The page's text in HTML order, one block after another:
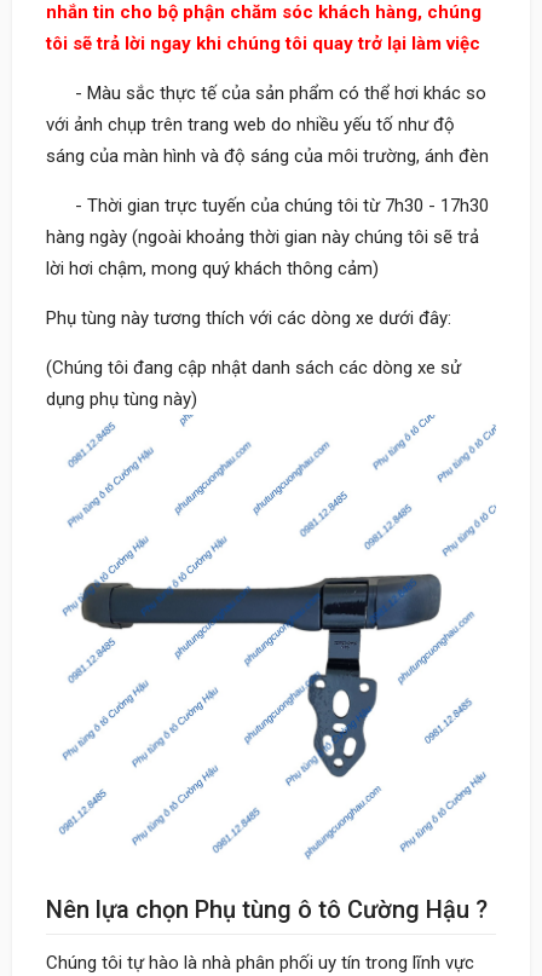
nhắn tin cho bộ phận chăm sóc khách hàng, chúng
tôi sẽ trả lời ngay khi chúng tôi quay trở lại làm việc
- Màu sắc thực tế của sản phẩm có thể hơi khác so
với ảnh chụp trên trang web do nhiều yếu tố như độ
sáng của màn hình và độ sáng của môi trường, ánh đèn
- Thời gian trực tuyến của chúng tôi từ 7h30 - 17h30
hàng ngày (ngoài khoảng thời gian này chúng tôi sẽ trả
lời hơi chậm, mong quý khách thông cảm)
Phụ tùng này tương thích với các dòng xe dưới đây:
(Chúng tôi đang cập nhật danh sách các dòng xe sử
dụng phụ tùng này)
Nên lựa chọn Phụ tùng ô tô Cường Hậu ?
Chúng tôi tự hào là nhà phân phối uy tín trong lĩnh vực